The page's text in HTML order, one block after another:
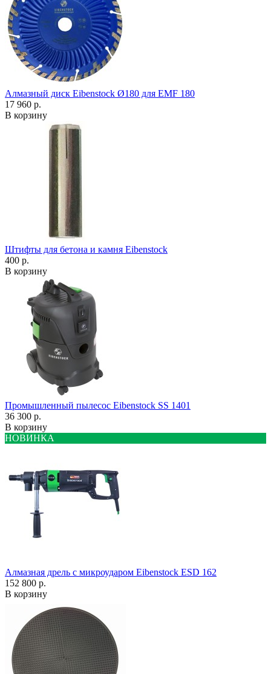
Алмазный диск Eibenstock Ø180 для EMF 180
17 960 р.
В корзину
Штифты для бетона и камня Eibenstock
400 р.
В корзину
Промышленный пылесос Eibenstock SS 1401
36 300 р.
В корзину
НОВИНКА
Алмазная дрель с микроударом Eibenstock ESD 162
152 800 р.
В корзину